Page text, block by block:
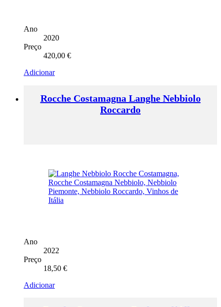
Ano
2020
Preço
420,00 €
Adicionar
Rocche Costamagna Langhe Nebbiolo
Roccardo
Ano
2022
Preço
18,50 €
Adicionar